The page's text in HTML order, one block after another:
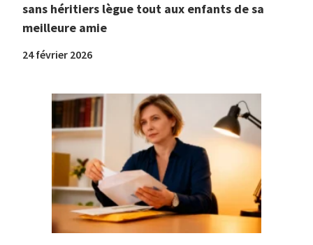
sans héritiers lègue tout aux enfants de sa
meilleure amie
24 février 2026